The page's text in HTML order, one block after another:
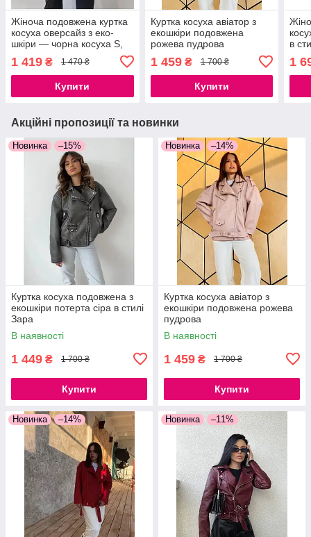
Жіноча подовжена куртка
косуха оверсайз з еко-
шкіри — чорна косуха S,
1 419 ₴ 1 470 ₴
Купити
Куртка косуха авіатор з
екошкіри подовжена
рожева пудрова
1 459₴ 1 700 ₴
Купити
в
1
Акційні пропозиції та новинки
Новинка –15%
Куртка косуха подовжена з
екошкіри потерта сіра в стилі
Зара
В наявності
1 449 ₴ 1 700 ₴
Купити
Новинка –14%
Куртка косуха авіатор з
екошкіри подовжена рожева
пудрова
В наявності
1 459 ₴ 1 700 ₴
Купити
Новинка –14% Новинка –11%